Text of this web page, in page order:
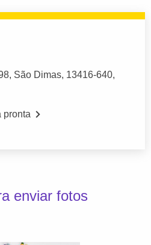
São Dimas, 13416-640,
pronta
enviar fotos